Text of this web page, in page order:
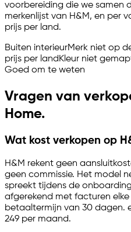
voorbereiding die we samen
merkenlijst van H&M, en per
prijs per land.
Buiten interieurMerk niet op
prijs per land Kleur niet
Goed om te weten
Vragen van
Home.
Wat kost verkopen op
H&M rekent geen
geen commissie. Het model
spreekt tijdens de
afgerekend met facturen elke
betaaltermijn van 30 dagen.
249 per maand.